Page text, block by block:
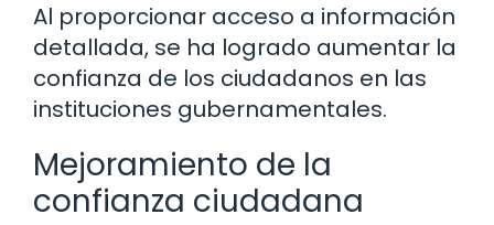
Al proporcionar acceso a información
detallada, se ha logrado aumentar la
confianza de los ciudadanos en las
instituciones gubernamentales.
Mejoramiento de la
confianza ciudadana